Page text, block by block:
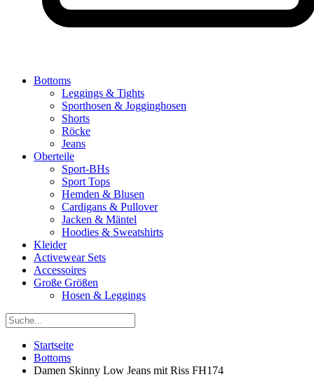
Bottoms
Leggings & Tights
Sporthosen & Jogginghosen
Shorts
Röcke
Jeans
Oberteile
Sport-BHs
Sport Tops
Hemden & Blusen
Cardigans & Pullover
Jacken & Mäntel
Hoodies & Sweatshirts
Kleider
Activewear Sets
Accessoires
Große Größen
Hosen & Leggings
Startseite
Bottoms
Damen Skinny Low Jeans mit Riss FH174